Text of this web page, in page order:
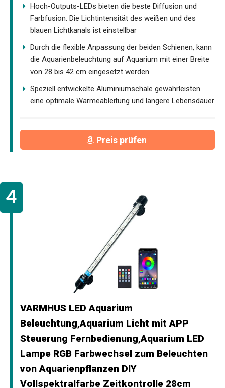
Hoch-Outputs-LEDs bieten die beste Diffusion und
Farbfusion. Die Lichtintensität des weißen und des
blauen Lichtkanals ist einstellbar
Durch die flexible Anpassung der beiden Schienen, kann
die Aquarienbeleuchtung auf Aquarium mit einer Breite
von 28 bis 42 cm eingesetzt werden
Speziell entwickelte Aluminiumschale gewährleisten
eine optimale Wärmeableitung und längere Lebensdauer
Preis prüfen
VARMHUS LED Aquarium
Beleuchtung,Aquarium Licht mit APP
Steuerung Fernbedienung,Aquarium LED
Lampe RGB Farbwechsel zum Beleuchten
von Aquarienpflanzen DIY
Vollspektralfarbe Zeitkontrolle 28cm